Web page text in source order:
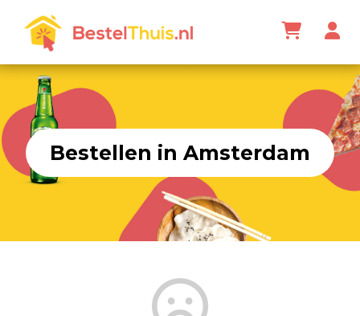
Bestellen in Amsterdam